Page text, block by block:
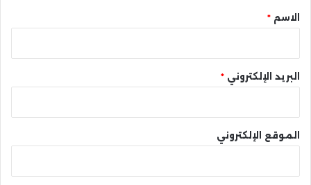
* الاسم *
البريد الإلكتروني *
الموقع الإلكتروني